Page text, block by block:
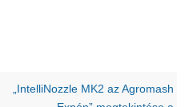
„IntelliNozzle MK2 az Agromash